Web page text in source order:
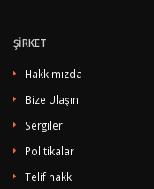
ŞİRKET
Hakkımızda
Bize Ulaşın
Sergiler
Politikalar
Telif hakkı